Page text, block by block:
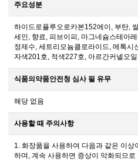
주요성분
하이드로플루오로카본152에이, 부탄,
세인, 향료, 피브이피, 마그네슘스테아
정제수, 세트리모늄클로라이드, 메톡
자색201호, 적색227호, 아르간커넬오일
식품의약품안전청 심사 필 유무
해당 없음
사용할 때 주의사항
1. 화장품을 사용하여 다음과 같은 이
하며, 계속 사용하면 증상이 악화되므로